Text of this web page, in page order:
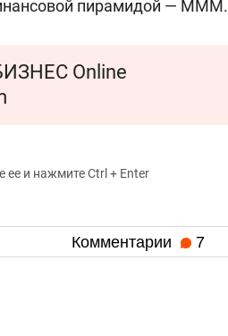
пирамидой — МММ.
Online
ее и нажмите Ctrl + Enter
Комментарии 7